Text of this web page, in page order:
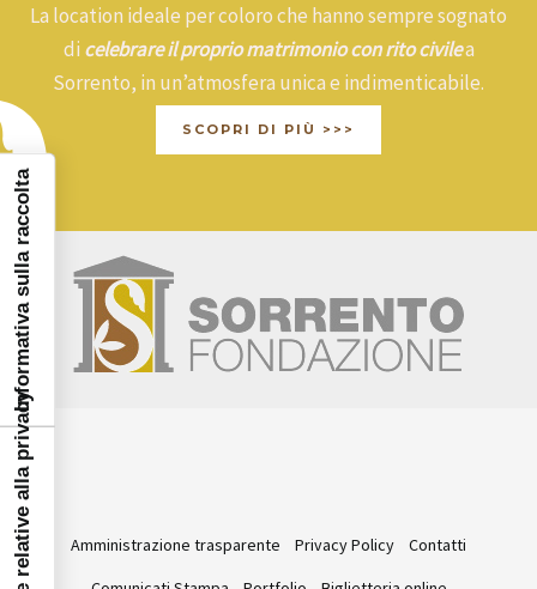
La location ideale per coloro che hanno sempre sognato
di celebrare il proprio matrimonio con rito civilea
Sorrento, in un’atmosfera unica e indimenticabile.
SCOPRI DI PIÙ >>>
Amministrazione trasparente Privacy Policy
Contatti
Informativa sulla raccolta